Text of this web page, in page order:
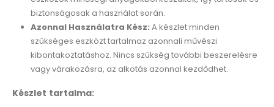
biztonságosak a használat során.
Azonnal Használatra Kész: A készlet minden
szükséges eszközt tartalmaz azonnali művészi
kibontakoztatáshoz. Nincs szükség további beszerelésre
vagy várakozásra, az alkotás azonnal kezdődhet.
Készlet tartalma: